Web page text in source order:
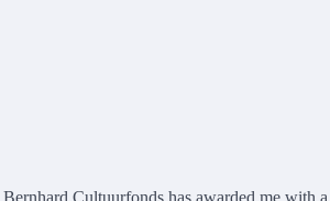
Cultuurfonds has awarded me with